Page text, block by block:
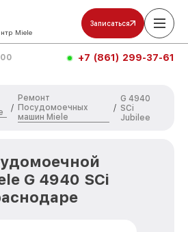
Miele
Записаться
+7 (861) 299-37-61
/
Ремонт
Посудомоечных
машин Miele
/
G 4940
SCi
Jubilee
G 4940 SCi